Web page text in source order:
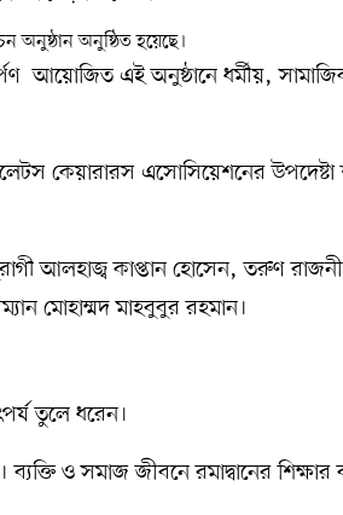
অনুষ্ঠান অনুষ্ঠিত হয়েছে।
আয়োজিত এই অনুষ্ঠানে ধর্মীয়,
কেয়ারারস এসোসিয়েশনের উপদেষ্টা
আলহাজ্ব কাপ্তান হোসেন, তরুণ
মোহাম্মদ মাহবুবুর রহমান।
তুলে ধরেন।
ও সমাজ জীবনে রমাদ্বানের শিক্ষার